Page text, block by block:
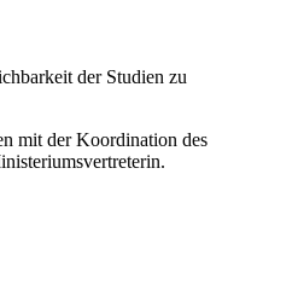
der Studien zu
mit der Koordination des